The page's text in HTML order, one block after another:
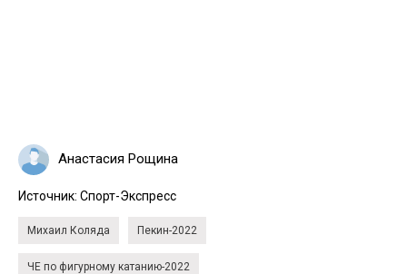
Анастасия Рощина
Источник: Спорт-Экспресс
Михаил Коляда Пекин-2022
ЧЕ по фигурному катанию-2022